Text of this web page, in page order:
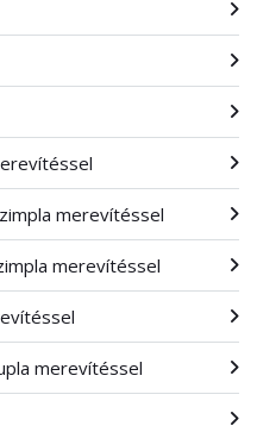
merevítéssel
merevítéssel
merevítéssel